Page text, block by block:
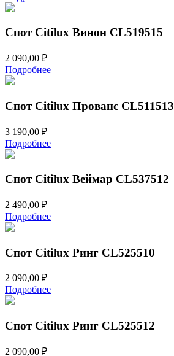
Спот Citilux Винон CL519515
2 090,00 ₽
Подробнее
Спот Citilux Прованс CL511513
3 190,00 ₽
Подробнее
Спот Citilux Веймар CL537512
2 490,00 ₽
Подробнее
Спот Citilux Ринг CL525510
2 090,00 ₽
Подробнее
Спот Citilux Ринг CL525512
2 090,00 ₽